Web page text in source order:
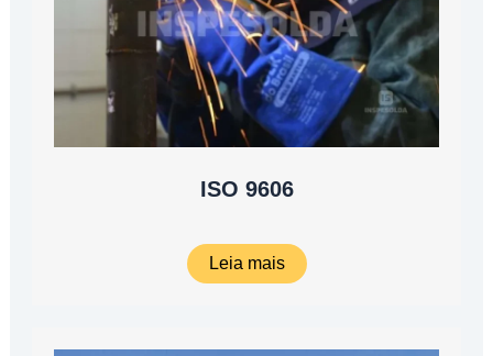
ISO 9606
Leia mais